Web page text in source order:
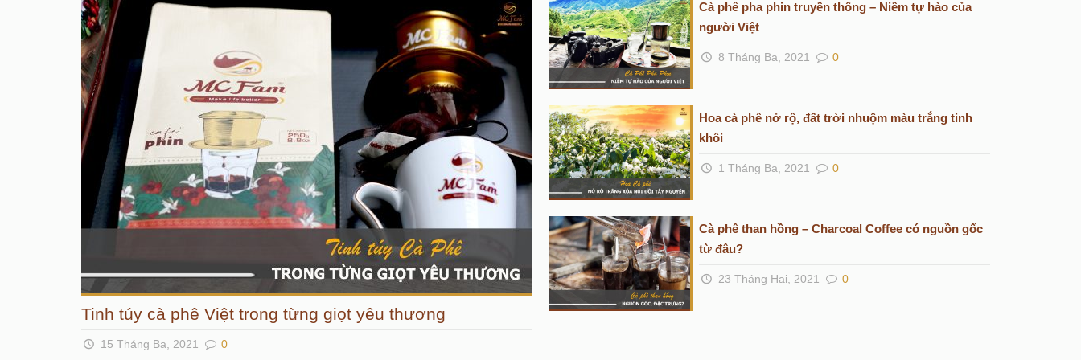
Tinh túy cà phê Việt trong từng giọt yêu thương
15 Tháng Ba, 2021 0
Cà phê pha phin truyền thống – Niềm tự hào của
người Việt
8 Tháng Ba, 2021 0
Hoa cà phê nở rộ, đất trời nhuộm màu trắng tinh
khôi
1 Tháng Ba, 2021 0
Cà phê than hồng – Charcoal Coffee có nguồn gốc
từ đâu?
23 Tháng Hai, 2021 0